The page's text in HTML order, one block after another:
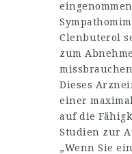
Clenbuterol
zum
Dieses
einer
auf die
Studien zur
„Wenn Sie